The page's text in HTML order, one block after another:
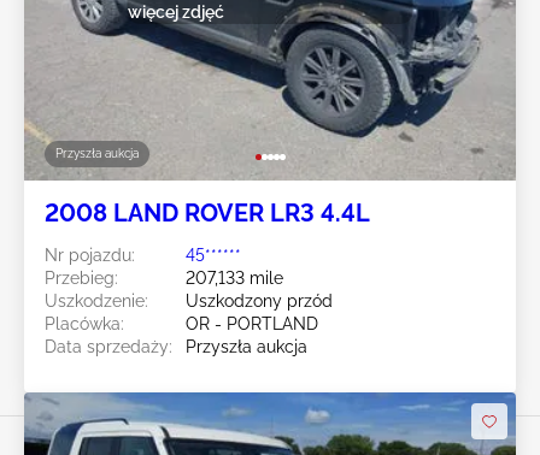
Przyszła aukcja
więcej zdjęć
2008 LAND ROVER LR3 4.4L
Nr pojazdu:
45******
Przebieg:
207,133 mile
Uszkodzenie:
Uszkodzony przód
Placówka:
OR - PORTLAND
Data sprzedaży:
Przyszła aukcja